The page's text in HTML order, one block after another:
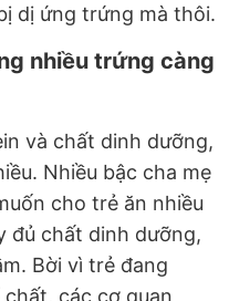
dị ứng trứng mà thôi.
nhiều trứng càng
và chất dinh dưỡng,
Nhiều bậc cha mẹ
cho trẻ ăn nhiều
đủ chất dinh dưỡng,
Bời vì trẻ đang
các cơ quan